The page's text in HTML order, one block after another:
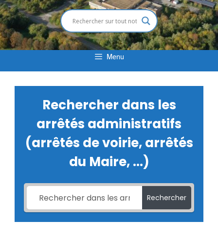
Menu
Rechercher dans les
arrêtés administratifs
(arrêtés de voirie, arrêtés
du Maire, ...)
Rechercher